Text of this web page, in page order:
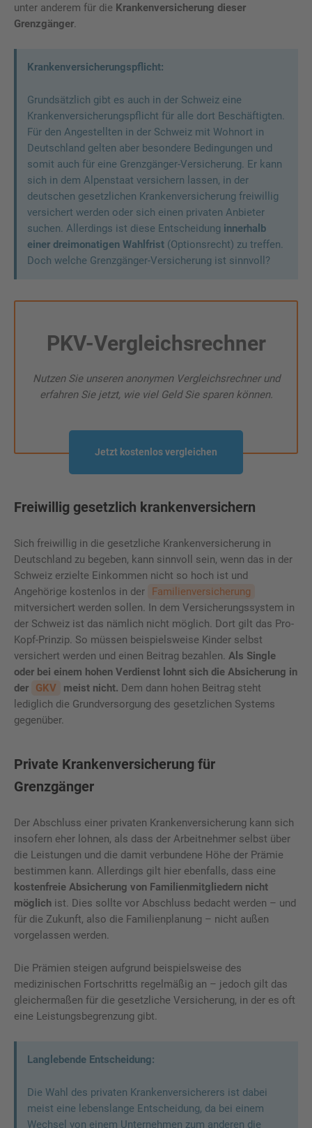
unter anderem für die Krankenversicherung dieser
Grenzgänger.
Krankenversicherungspflicht:
Grundsätzlich gibt es auch in der Schweiz eine
Krankenversicherungspflicht für alle dort Beschäftigten.
Für den Angestellten in der Schweiz mit Wohnort in
Deutschland gelten aber besondere Bedingungen und
somit auch für eine Grenzgänger-Versicherung. Er kann
sich in dem Alpenstaat versichern lassen, in der
deutschen gesetzlichen Krankenversicherung freiwillig
versichert werden oder sich einen privaten Anbieter
suchen. Allerdings ist diese Entscheidung innerhalb
einer dreimonatigen Wahlfrist (Optionsrecht) zu treffen.
Doch welche Grenzgänger-Versicherung ist sinnvoll?
PKV-Vergleichsrechner
Nutzen Sie unseren anonymen Vergleichsrechner und
erfahren Sie jetzt, wie viel Geld Sie sparen können.
Jetzt kostenlos vergleichen
Freiwillig gesetzlich krankenversichern
Sich freiwillig in die gesetzliche Krankenversicherung in
Deutschland zu begeben, kann sinnvoll sein, wenn das in der
Schweiz erzielte Einkommen nicht so hoch ist und
Angehörige kostenlos in der
Familienversicherung
mitversichert werden sollen. In dem Versicherungssystem in
der Schweiz ist das nämlich nicht möglich. Dort gilt das Pro-
Kopf-Prinzip. So müssen beispielsweise Kinder selbst
versichert werden und einen Beitrag bezahlen. Als Single
oder bei einem hohen Verdienst lohnt sich die Absicherung in
der
GKV meist nicht. Dem dann hohen Beitrag steht
lediglich die Grundversorgung des gesetzlichen Systems
gegenüber.
Private Krankenversicherung für
Grenzgänger
Der Abschluss einer privaten Krankenversicherung kann sich
insofern eher lohnen, als dass der Arbeitnehmer selbst über
die Leistungen und die damit verbundene Höhe der Prämie
bestimmen kann. Allerdings gilt hier ebenfalls, dass eine
kostenfreie Absicherung von Familienmitgliedern nicht
möglich ist. Dies sollte vor Abschluss bedacht werden – und
für die Zukunft, also die Familienplanung – nicht außen
vorgelassen werden.
Die Prämien steigen aufgrund beispielsweise des
medizinischen Fortschritts regelmäßig an – jedoch gilt das
gleichermaßen für die gesetzliche Versicherung, in der es oft
eine Leistungsbegrenzung gibt.
Langlebende Entscheidung:
Die Wahl des privaten Krankenversicherers ist dabei
meist eine lebenslange Entscheidung, da bei einem
Wechsel von einem Unternehmen zum anderen die